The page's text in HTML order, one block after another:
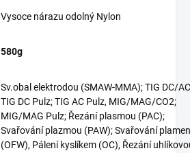
Vysoce nárazu odolný Nylon
580g
Sv.obal elektrodou (SMAW-MMA); TIG DC/
TIG DC Pulz; TIG AC Pulz, MIG/MAG/CO2;
MIG/MAG Pulz; Řezání plasmou (PAC);
Svařování plazmou (PAW); Svařování
(OFW), Pálení kyslíkem (OC), Řezání